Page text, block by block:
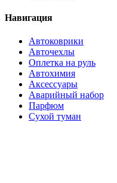
Навигация
Автоковрики
Авточехлы
Оплетка на руль
Автохимия
Аксессуары
Аварийный набор
Парфюм
Сухой туман